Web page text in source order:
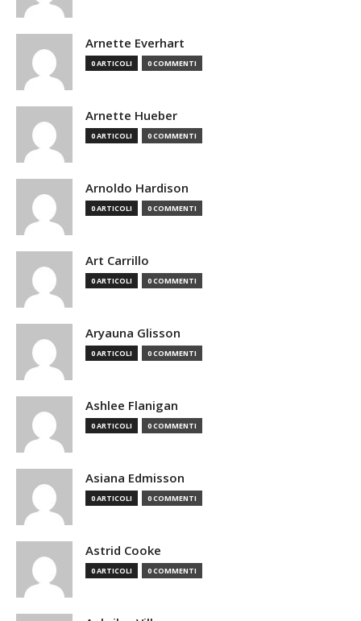
Arnette Everhart
0 ARTICOLI 0 COMMENTI
Arnette Hueber
0 ARTICOLI 0 COMMENTI
Arnoldo Hardison
0 ARTICOLI 0 COMMENTI
Art Carrillo
0 ARTICOLI 0 COMMENTI
Aryauna Glisson
0 ARTICOLI 0 COMMENTI
Ashlee Flanigan
0 ARTICOLI 0 COMMENTI
Asiana Edmisson
0 ARTICOLI 0 COMMENTI
Astrid Cooke
0 ARTICOLI 0 COMMENTI